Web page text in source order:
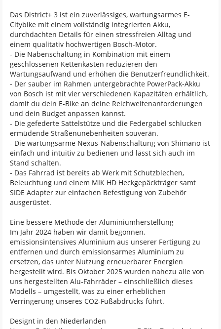
Das District+ 3 ist ein zuverlässiges, wartungsarmes E-
Citybike mit einem vollständig integrierten Akku,
durchdachten Details für einen stressfreien Alltag und
einem qualitativ hochwertigen Bosch-Motor.
- Die Nabenschaltung in Kombination mit einem
geschlossenen Kettenkasten reduzieren den
Wartungsaufwand und erhöhen die Benutzerfreundlichkeit.
- Der sauber im Rahmen untergebrachte PowerPack-Akku
von Bosch ist mit vier verschiedenen Kapazitäten erhältlich,
damit du dein E-Bike an deine Reichweitenanforderungen
und dein Budget anpassen kannst.
- Die gefederte Sattelstütze und die Federgabel schlucken
ermüdende Straßenunebenheiten souverän.
- Die wartungsarme Nexus-Nabenschaltung von Shimano ist
einfach und intuitiv zu bedienen und lässt sich auch im
Stand schalten.
- Das Fahrrad ist bereits ab Werk mit Schutzblechen,
Beleuchtung und einem MIK HD Heckgepäckträger samt
SIDE Adapter zur einfachen Befestigung von Zubehör
ausgerüstet.
Eine bessere Methode der Aluminiumherstellung
Im Jahr 2024 haben wir damit begonnen,
emissionsintensives Aluminium aus unserer Fertigung zu
entfernen und durch emissionsarmes Aluminium zu
ersetzen, das unter Nutzung erneuerbarer Energien
hergestellt wird. Bis Oktober 2025 wurden nahezu alle von
uns hergestellten Alu-Fahrräder – einschließlich dieses
Modells – umgestellt, was zu einer erheblichen
Verringerung unseres CO2-Fußabdrucks führt.
Designt in den Niederlanden